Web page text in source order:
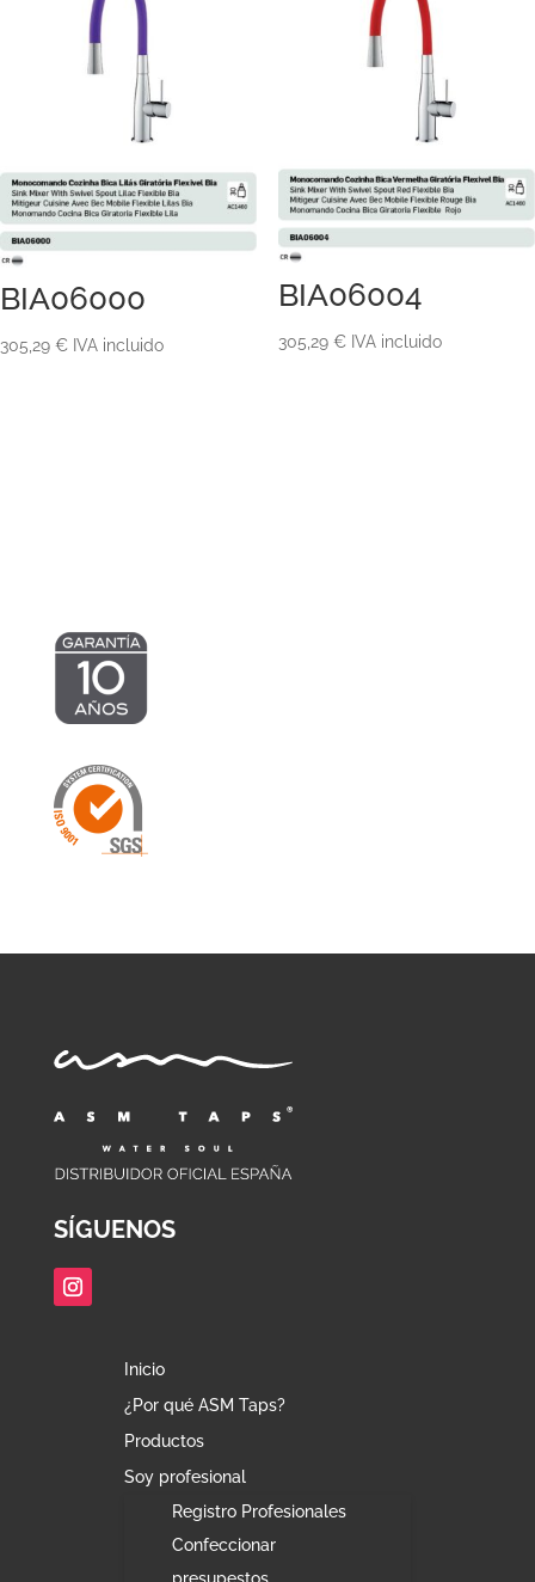
BIA06000
305,29 € IVA incluido
BIA06004
305,29 € IVA incluido
SÍGUENOS
Inicio
¿Por qué ASM Taps?
Productos
Soy profesional
Registro Profesionales
Confeccionar
presupestos